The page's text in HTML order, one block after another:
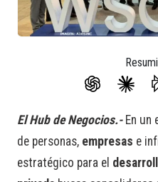
El Hub de Negocios.- En un
de personas, empresas e
estratégico para el